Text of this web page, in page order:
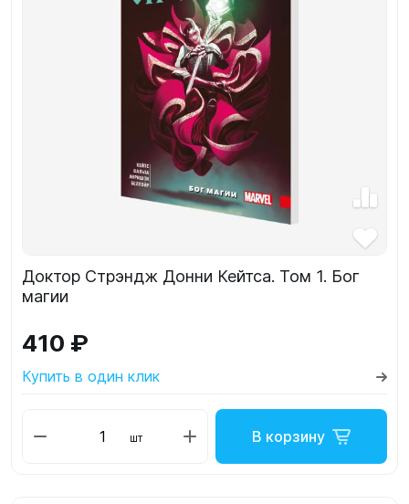
Доктор Стрэндж Донни Кейтса. Том 1. Бог
магии
410 ₽
Купить в один клик
шт В корзину